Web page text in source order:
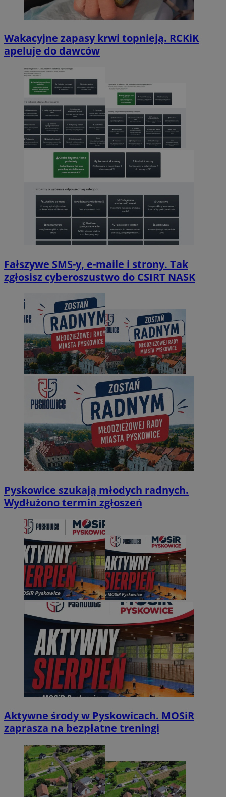
Wakacyjne zapasy krwi topnieją. RCKiK
apeluje do dawców
Fałszywe SMS-y, e-maile i strony. Tak
zgłosisz cyberoszustwo do CSIRT NASK
Pyskowice szukają młodych radnych.
Wydłużono termin zgłoszeń
Aktywne środy w Pyskowicach. MOSiR
zaprasza na bezpłatne treningi